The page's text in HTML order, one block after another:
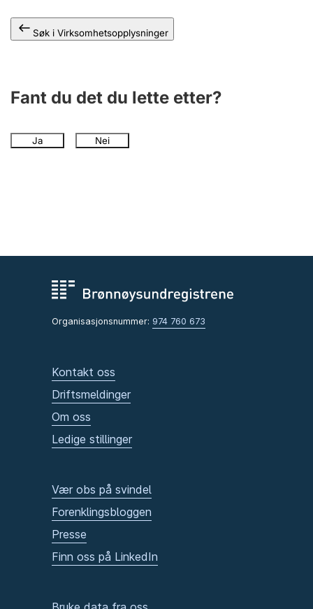
Søk i Virksomhetsopplysninger
Fant du det du lette etter?
Ja Nei
Organisasjonsnummer: 974 760 673
Kontakt oss
Driftsmeldinger
Om oss
Ledige stillinger
Vær obs på svindel
Forenklingsbloggen
Presse
Finn oss på LinkedIn